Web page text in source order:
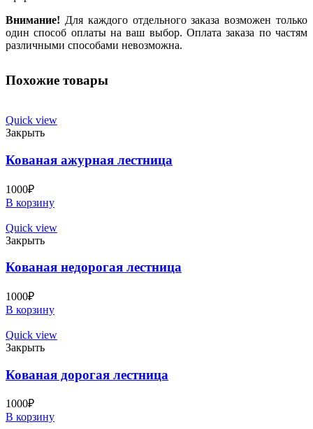
Внимание! Для каждого отдельного заказа возможен только
один способ оплаты на ваш выбор. Оплата заказа по частям
различными способами невозможна.
Похожие товары
Quick view
Закрыть
Кованая ажурная лестница
1000₽
В корзину
Quick view
Закрыть
Кованая недорогая лестница
1000₽
В корзину
Quick view
Закрыть
Кованая дорогая лестница
1000₽
В корзину